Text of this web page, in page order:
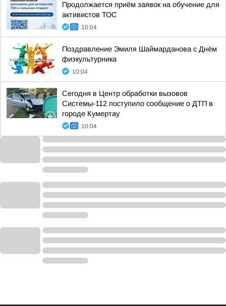
Продолжается приём заявок на обучение для
активистов ТОС
10:04
Поздравление Эмиля Шаймарданова с Днём
физкультурника
10:04
Сегодня в Центр обработки вызовов
Системы-112 поступило сообщение о ДТП в
городе Кумертау
10:04